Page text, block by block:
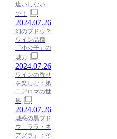
違いしない
で！
2024.07.26
幻のブドウ？
ワイン品種
「小公子」の
魅力
2024.07.26
ワインの香り
を楽しむ：第
二アロマの世
界
2024.07.26
魅惑の黒ブド
ウ「ララ・ネ
アグラ」：そ